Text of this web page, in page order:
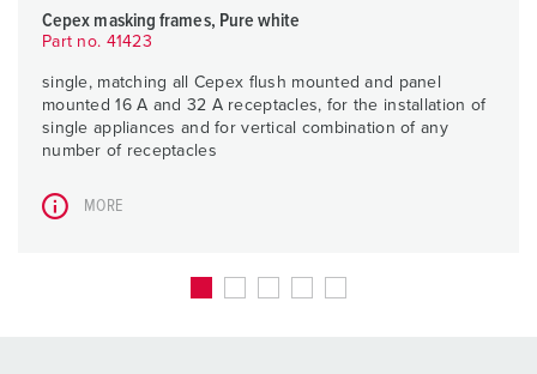
Cepex masking frames, Pure white
Part no. 41423
single, matching all Cepex flush mounted and panel
mounted 16 A and 32 A receptacles, for the installation of
single appliances and for vertical combination of any
number of receptacles
MORE